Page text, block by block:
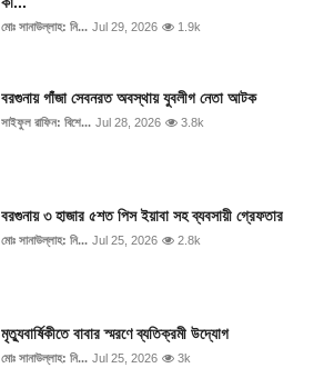
মোঃ সানাউল্লাহ: নি... Jul 29, 2026 1.9k
বরগুনায় গাঁজা সেবনরত অবস্থায় যুবলীগ নেতা আটক
সাইফুল রাফিন: বিশে... Jul 28, 2026 3.8k
বরগুনায় ৩ হাজার ৫শত পিস ইয়াবা সহ ব্যবসায়ী গ্রেফতার
মোঃ সানাউল্লাহ: নি... Jul 25, 2026 2.8k
মৃত্যুবার্ষিকীতে বাবার স্মরণে ব্যতিক্রমী উদ্যোগ
মোঃ সানাউল্লাহ: নি... Jul 25, 2026 3k